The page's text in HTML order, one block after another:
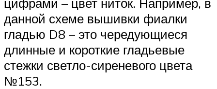
данной схеме вышивки фиалки
гладью D8 – это чередующиеся
длинные и короткие гладьевые
стежки светло-сиреневого цвета
№153.